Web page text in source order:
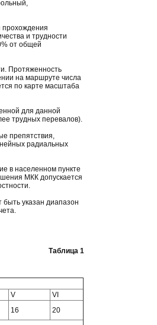
прохождения
и трудности
от общей
Протяженность
на маршруте числа
по карте масштаба
для данной
трудных перевалов).
препятствия,
радиальных
в населенном пункте
МКК допускается
указан диапазон
Таблица 1
V
VI
16
20